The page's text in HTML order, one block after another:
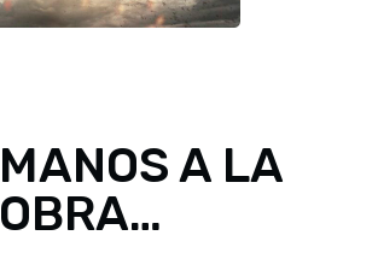
MANOS A LA
OBRA…